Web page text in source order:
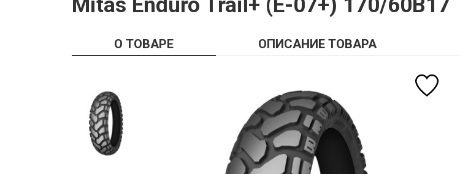
Lifestyle
Вилочне масло
Гідравлічне масло
Mitas Enduro Trail+ (E-07+) 170/60B17
О ТОВАРЕ ОПИСАНИЕ ТОВАРА